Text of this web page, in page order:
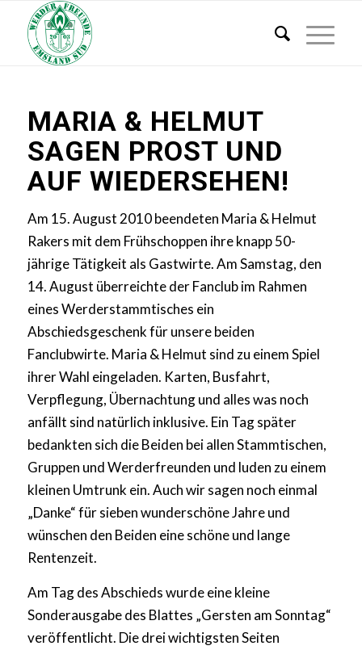
MARIA & HELMUT
SAGEN PROST UND
AUF WIEDERSEHEN!
Am 15. August 2010 beendeten Maria & Helmut
Rakers mit dem Frühschoppen ihre knapp 50-
jährige Tätigkeit als Gastwirte. Am Samstag, den
14. August überreichte der Fanclub im Rahmen
eines Werderstammtisches ein
Abschiedsgeschenk für unsere beiden
Fanclubwirte. Maria & Helmut sind zu einem Spiel
ihrer Wahl eingeladen. Karten, Busfahrt,
Verpflegung, Übernachtung und alles was noch
anfällt sind natürlich inklusive. Ein Tag später
bedankten sich die Beiden bei allen Stammtischen,
Gruppen und Werderfreunden und luden zu einem
kleinen Umtrunk ein. Auch wir sagen noch einmal
„Danke“ für sieben wunderschöne Jahre und
wünschen den Beiden eine schöne und lange
Rentenzeit.
Am Tag des Abschieds wurde eine kleine
Sonderausgabe des Blattes „Gersten am Sonntag“
veröffentlicht. Die drei wichtigsten Seiten